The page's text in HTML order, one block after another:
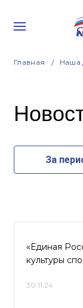
Главная Наша
За
«Единая
культуры
30.11.24